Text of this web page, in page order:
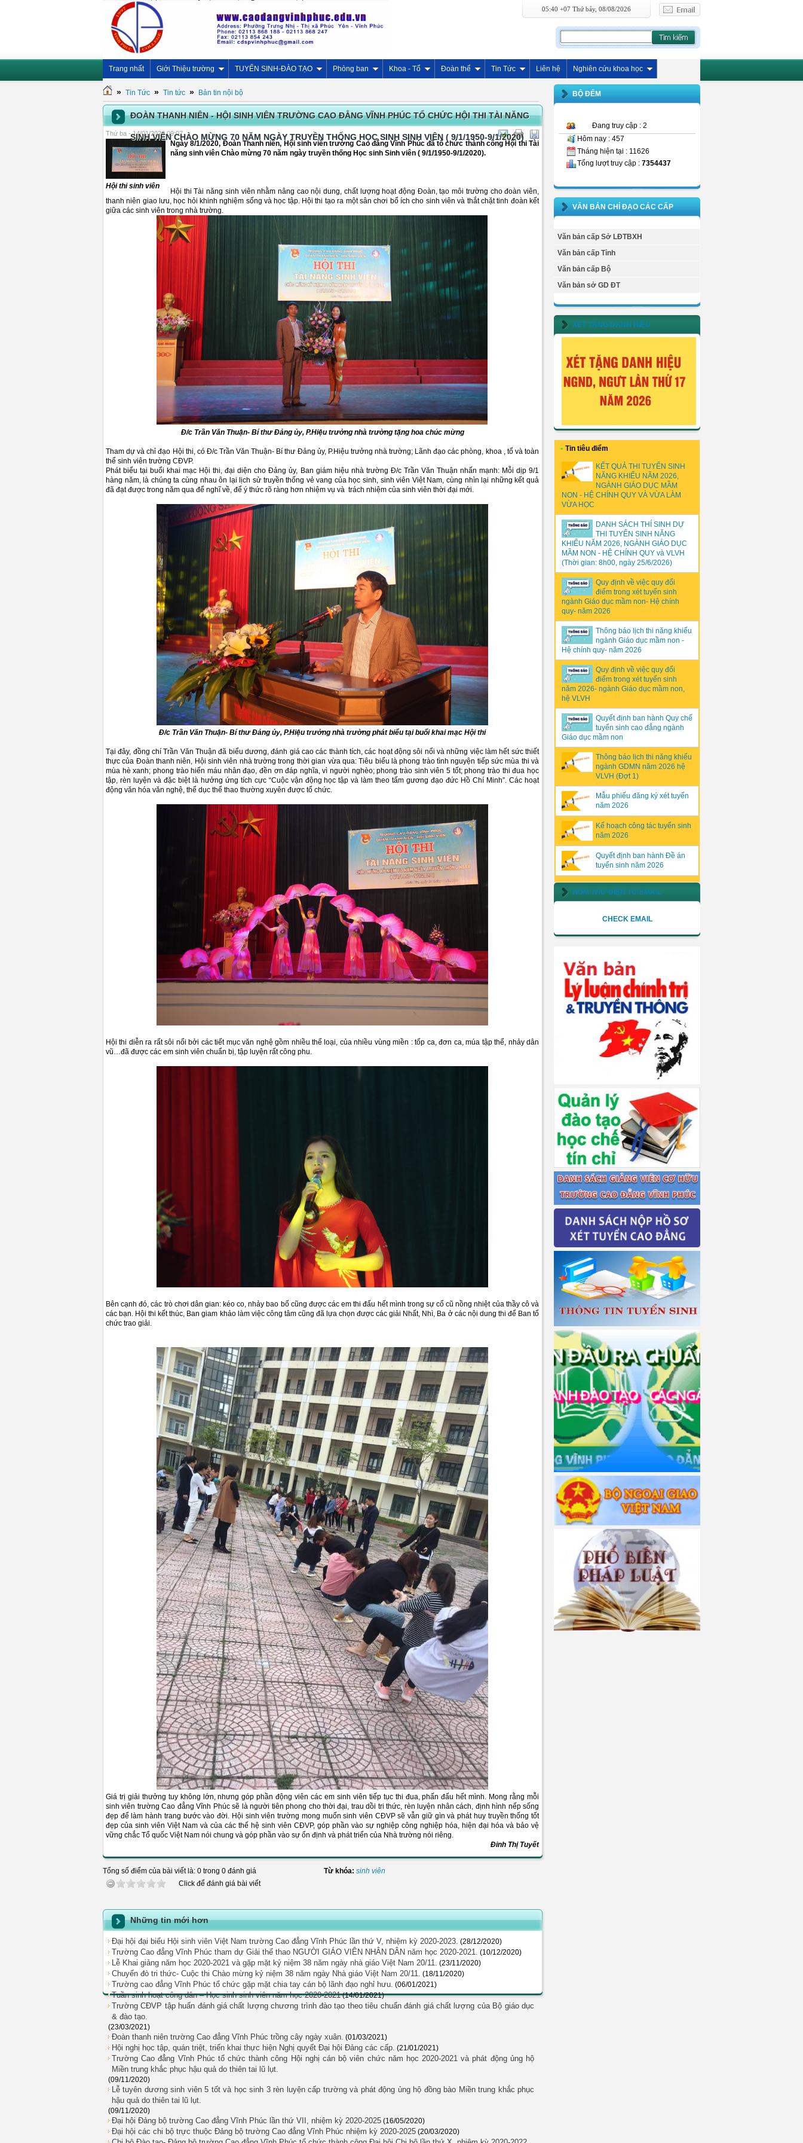
05:40 +07 Thứ bảy, 08/08/2026
Trang nhất Giới Thiệu trường TUYỂN SINH-ĐÀO TẠO Phòng ban Khoa - Tổ Đoàn thể Tin Tức Liên hệ Nghiên cứu khoa học
» Tin Tức » Tin tức » Bản tin nội bộ
ĐOÀN THANH NIÊN - HỘI SINH VIÊN TRƯỜNG CAO ĐẲNG VĨNH PHÚC TỔ CHỨC HỘI THI TÀI NĂNG
SINH VIÊN CHÀO MỪNG 70 NĂM NGÀY TRUYỀN THỐNG HỌC SINH SINH VIÊN ( 9/1/1950-9/1/2020)
Thứ ba - 14/01/2020 09:07
Hội thi sinh viên
Ngày 8/1/2020, Đoàn Thanh niên, Hội sinh viên trường Cao đẳng Vĩnh Phúc đã tổ chức thành công Hội thi Tài
năng sinh viên Chào mừng 70 năm ngày truyền thống Học sinh Sinh viên ( 9/1/1950-9/1/2020).
Hội thi Tài năng sinh viên nhằm nâng cao nội dung, chất lượng hoạt động Đoàn, tạo môi trường cho đoàn viên,
thanh niên giao lưu, học hỏi khinh nghiệm sống và học tập. Hội thi tạo ra một sân chơi bổ ích cho sinh viên và thắt chặt tinh đoàn kết
giữa các sinh viên trong nhà trường.
Đ/c Trần Văn Thuận- Bí thư Đảng ủy, P.Hiệu trưởng nhà trườngtặng hoa chúc mừng
Tham dự và chỉ đạo Hội thi, có Đ/c Trần Văn Thuận- Bí thư Đảng ủy, P.Hiệu trưởng nhà trường; Lãnh đạo các phòng, khoa , tổ và toàn
thể sinh viên trường CĐVP.
Phát biểu tại buổi khai mạc Hội thi, đại diện cho Đảng ủy, Ban giám hiệu nhà trường Đ/c Trần Văn Thuận nhấn mạnh: Mỗi dịp 9/1
hàng năm, là chúng ta cùng nhau ôn lại lịch sử truyền thống vẻ vang của học sinh, sinh viên Việt Nam, cùng nhìn lại những kết quả
đã đạt được trong năm qua để nghĩ về, để ý thức rõ ràng hơn nhiệm vụ và trách nhiệm của sinh viên thời đại mới.
Đ/c Trần Văn Thuận- Bí thư Đảng ủy, P.Hiệu trưởng nhà trường phát biểu tại buổi khai mạc Hội thi
Tại đây, đồng chí Trần Văn Thuận đã biểu dương, đánh giá cao các thành tích, các hoạt động sôi nổi và những việc làm hết sức thiết
thực của Đoàn thanh niên, Hội sinh viên nhà trường trong thời gian vừa qua: Tiêu biểu là phong trào tình nguyện tiếp sức mùa thi và
mùa hè xanh; phong trào hiến máu nhân đạo, đền ơn đáp nghĩa, vì người nghèo; phong trào sinh viên 5 tốt; phong trào thi đua học
tập, rèn luyện và đặc biệt là hưởng ứng tích cực “Cuộc vận động học tập và làm theo tấm gương đạo đức Hồ Chí Minh”. Các hoạt
động văn hóa văn nghệ, thể dục thể thao thường xuyên được tổ chức.
Hội thi diễn ra rất sôi nổi bởi các tiết mục văn nghệ gồm nhiều thể loại, của nhiều vùng miền : tốp ca, đơn ca, múa tập thể, nhảy dân
vũ…đã được các em sinh viên chuẩn bị, tập luyện rất công phu.
Bên cạnh đó, các trò chơi dân gian: kéo co, nhảy bao bố cũng được các em thi đấu hết mình trong sự cổ cũ nồng nhiệt của thầy cô và
các bạn. Hội thi kết thúc, Ban giam khảo làm việc công tâm cũng đã lựa chọn được các giải Nhất, Nhì, Ba ở các nội dung thi để Ban tổ
chức trao giải.
Giá trị giải thưởng tuy không lớn, nhưng góp phần động viên các em sinh viên tiếp tục thi đua, phấn đấu hết mình. Mong rằng mỗi
sinh viên trường Cao đẳng Vĩnh Phúc sẽ là người tiên phong cho thời đại, trau dồi tri thức, rèn luyện nhân cách, định hình nếp sống
đẹp để làm hành trang bước vào đời. Hội sinh viên trường mong muốn sinh viên CĐVP sẽ vẫn giữ gìn và phát huy truyền thống tốt
đẹp của sinh viên Việt Nam và của các thế hệ sinh viên CĐVP, góp phần vào sự nghiệp công nghiệp hóa, hiện đại hóa và bảo vệ
vững chắc Tổ quốc Việt Nam nói chung và góp phần vào sự ổn định và phát triển của Nhà trường nói riêng.
Đinh Thị Tuyết
Tổng số điểm của bài viết là: 0 trong 0 đánh giá
Click để đánh giá bài viết
Từ khóa: sinh viên
Những tin mới hơn
Đại hội đại biểu Hội sinh viên Việt Nam trường Cao đẳng Vĩnh Phúc lần thứ V, nhiệm kỳ 2020-2023. (28/12/2020)
Trường Cao đẳng Vĩnh Phúc tham dự Giải thể thao NGƯỜI GIÁO VIÊN NHÂN DÂN năm học 2020-2021. (10/12/2020)
Lễ Khai giảng năm học 2020-2021 và gặp mặt kỷ niệm 38 năm ngày nhà giáo Việt Nam 20/11. (23/11/2020)
Chuyến đò tri thức- Cuộc thi Chào mừng kỷ niệm 38 năm ngày Nhà giáo Việt Nam 20/11. (18/11/2020)
Trường cao đẳng Vĩnh Phúc tổ chức gặp mặt chia tay cán bộ lãnh đạo nghỉ hưu. (06/01/2021)
Tuần sinh hoạt công dân – Học sinh sinh viên năm học 2020-2021 (14/01/2021)
Trường CĐVP tập huấn đánh giá chất lượng chương trình đào tạo theo tiêu chuẩn đánh giá chất lượng của Bộ giáo dục
& đào tạo.
(23/03/2021)
Đoàn thanh niên trường Cao đẳng Vĩnh Phúc trồng cây ngày xuân. (01/03/2021)
Hội nghị học tập, quán triệt, triển khai thực hiện Nghị quyết Đại hội Đảng các cấp. (21/01/2021)
Trường Cao đẳng Vĩnh Phúc tổ chức thành công Hội nghị cán bộ viên chức năm học 2020-2021 và phát động ủng hộ
Miền trung khắc phục hậu quả do thiên tai lũ lụt.
(09/11/2020)
Lễ tuyên dương sinh viên 5 tốt và học sinh 3 rèn luyện cấp trường và phát động ủng hộ đồng bào Miền trung khắc phục
hậu quả do thiên tai lũ lụt.
(09/11/2020)
Đại hội Đảng bộ trường Cao đẳng Vĩnh Phúc lần thứ VII, nhiệm kỳ 2020-2025 (16/05/2020)
Đại hội các chi bộ trực thuộc Đảng bộ trường Cao đẳng Vĩnh Phúc nhiệm kỳ 2020-2025 (20/03/2020)
BỘ ĐẾM
Đang truy cập : 2
Hôm nay : 457
Tháng hiện tại : 11626
Tổng lượt truy cập : 7354437
VĂN BẢN CHỈ ĐẠO CÁC CẤP
Văn bản cấp Sở LĐTBXH
Văn bản cấp Tỉnh
Văn bản cấp Bộ
Văn bản sở GD ĐT
XÉT TẶNG DANH HIỆU
• Tin tiêu điểm
KẾT QUẢ THI TUYỂN SINH
NĂNG KHIẾU NĂM 2026,
NGÀNH GIÁO DỤC MẦM
NON - HỆ CHÍNH QUY VÀ VỪA LÀM
VỪA HỌC
DANH SÁCH THÍ SINH DỰ
THI TUYỂN SINH NĂNG
KHIẾU NĂM 2026, NGÀNH GIÁO DỤC
MẦM NON - HỆ CHÍNH QUY và VLVH
(Thời gian: 8h00, ngày 25/6/2026)
Quy định về việc quy đổi
điểm trong xét tuyển sinh
ngành Giáo dục mầm non- Hệ chính
quy- năm 2026
Thông báo lịch thi năng khiếu
ngành Giáo dục mầm non -
Hệ chính quy- năm 2026
Quy định về việc quy đổi
điểm trong xét tuyển sinh
năm 2026- ngành Giáo dục mầm non,
hệ VLVH
Quyết định ban hành Quy chế
tuyển sinh cao đẳng ngành
Giáo dục mầm non
Thông báo lịch thi năng khiếu
ngành GDMN năm 2026 hệ
VLVH (Đợt 1)
Mẫu phiếu đăng ký xét tuyển
năm 2026
Kế hoạch công tác tuyển sinh
năm 2026
Quyết định ban hành Đề án
tuyển sinh năm 2026
HÒM THƯ ĐIỆN TỬ EMAIL
CHECK EMAIL